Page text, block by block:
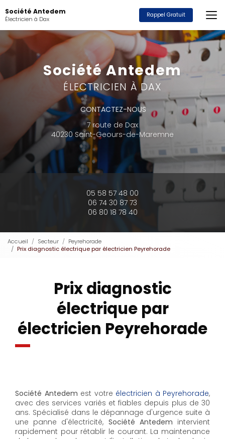
au
contenu
principal
Société Antedem
Électricien à Dax Rappel Gratuit
Société Antedem
ÉLECTRICIEN À DAX
CONTACTEZ-NOUS
7 route de Dax
40230 Saint-Geours-de-Maremne
05 58 57 48 00
06 74 30 87 73
06 80 18 78 40
Accueil Secteur
Peyrehorade
Prix diagnostic électrique par électricien Peyrehorade
Prix diagnostic
électrique par
électricien Peyrehorade
Société Antedem est votre électricien à Peyrehorade,
avec des services variés et fiables depuis plus de 30
ans. Spécialisé dans le dépannage d'urgence suite à
une panne d'électricité, Société Antedem intervient
rapidement pour rétablir le courant. La maintenance